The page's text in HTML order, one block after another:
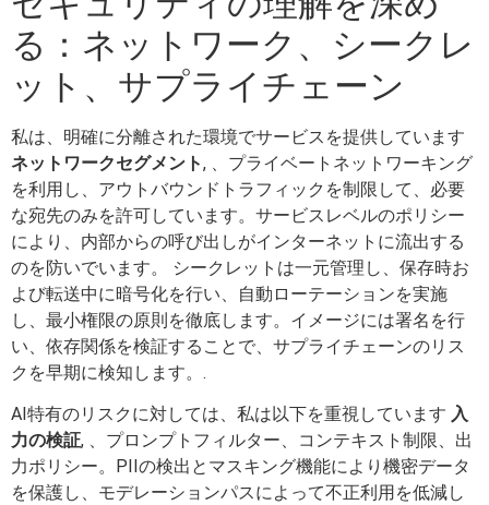
る：ネットワーク、シークレ
ット、サプライチェーン
私は、明確に分離された環境でサービスを提供しています
ネットワークセグメント, 、プライベートネットワーキング
を利用し、アウトバウンドトラフィックを制限して、必要
な宛先のみを許可しています。サービスレベルのポリシー
により、内部からの呼び出しがインターネットに流出する
のを防いでいます。 シークレットは一元管理し、保存時お
よび転送中に暗号化を行い、自動ローテーションを実施
し、最小権限の原則を徹底します。イメージには署名を行
い、依存関係を検証することで、サプライチェーンのリス
クを早期に検知します。.
AI特有のリスクに対しては、私は以下を重視しています 入
力の検証, 、プロンプトフィルター、コンテキスト制限、出
力ポリシー。PIIの検出とマスキング機能により機密データ
を保護し、モデレーションパスによって不正利用を低減し